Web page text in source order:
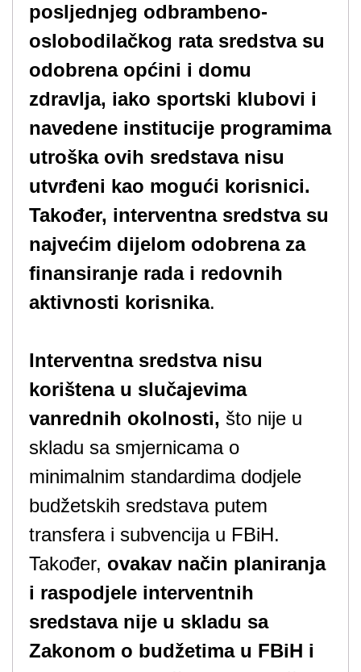
posljednjeg odbrambeno-
oslobodilačkog rata sredstva su
odobrena općini i domu
zdravlja, iako sportski klubovi i
navedene institucije programima
utroška ovih sredstava nisu
utvrđeni kao mogući korisnici.
Također, interventna sredstva su
najvećim dijelom odobrena za
finansiranje rada i redovnih
aktivnosti korisnika.
Interventna sredstva nisu
korištena u slučajevima
vanrednih okolnosti, što nije u
skladu sa smjernicama o
minimalnim standardima dodjele
budžetskih sredstava putem
transfera i subvencija u FBiH.
Također, ovakav način planiranja
i raspodjele interventnih
sredstava nije u skladu sa
Zakonom o budžetima u FBiH i